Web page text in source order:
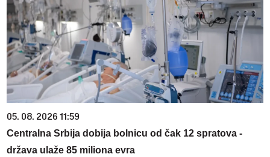
05. 08. 2026 11:59
Centralna Srbija dobija bolnicu od čak 12 spratova -
država ulaže 85 miliona evra